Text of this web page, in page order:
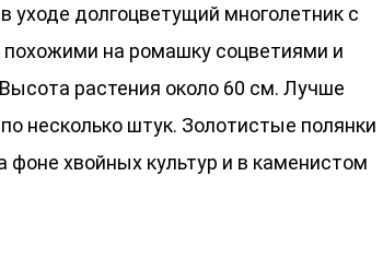
уходе долгоцветущий многолетник с
на ромашку соцветиями и
растения около 60 см. Лучше
несколько штук. Золотистые полянки
хвойных культур и в каменистом